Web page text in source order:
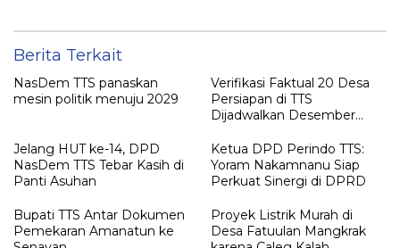
Berita Terkait
NasDem TTS panaskan
mesin politik menuju 2029
Verifikasi Faktual 20 Desa
Persiapan di TTS
Dijadwalkan Desember
Jelang HUT ke-14, DPD
NasDem TTS Tebar Kasih di
Panti Asuhan
Ketua DPD Perindo TTS:
Yoram Nakamnanu Siap
Perkuat Sinergi di DPRD
Bupati TTS Antar Dokumen
Pemekaran Amanatun ke
Proyek Listrik Murah di
Desa Fatuulan Mangkrak